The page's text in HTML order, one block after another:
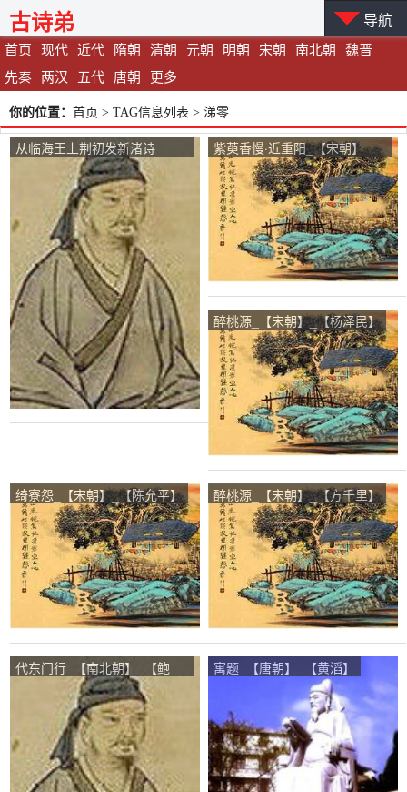
首页 现代 近代 隋朝 清朝 元朝 明朝 宋朝 南北朝
魏晋
先秦
两汉 五代 唐朝 更多
古诗弟 导航
你的位置： 首页 > TAG信息列表 > 涕零
从临海王上荆初发新渚诗
_【南北朝】_【鲍照】
紫萸香慢·近重阳_【宋朝】
_【姚云文】
醉桃源_【宋朝】_【杨泽民】
绮寮怨_【宋朝】_【陈允平】 醉桃源_【宋朝】_【方千里】
代东门行_【南北朝】_【鲍
寓题_【唐朝】_【黄滔】